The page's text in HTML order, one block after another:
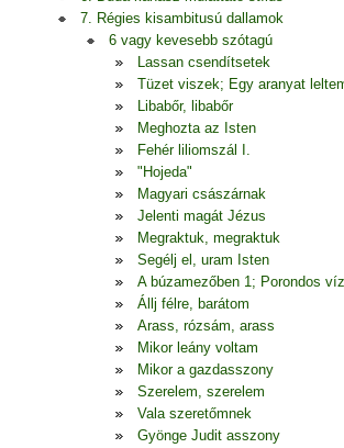
7. Régies kisambitusú dallamok
6 vagy kevesebb szótagú
Lassan csendítsetek
Tüzet viszek; Egy aranyat
Libabőr, libabőr
Meghozta az Isten
Fehér liliomszál I.
"Hojeda"
Magyari császárnak
Jelenti magát Jézus
Megraktuk, megraktuk
Segélj el, uram Isten
A búzamezőben 1; Porondos
Állj félre, barátom
Arass, rózsám, arass
Mikor leány voltam
Mikor a gazdasszony
Szerelem, szerelem
Vala szeretőmnek
Gyönge Judit asszony